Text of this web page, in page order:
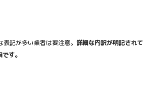
表記が多い業者は要注意。 詳細な内訳が明記されて
す。